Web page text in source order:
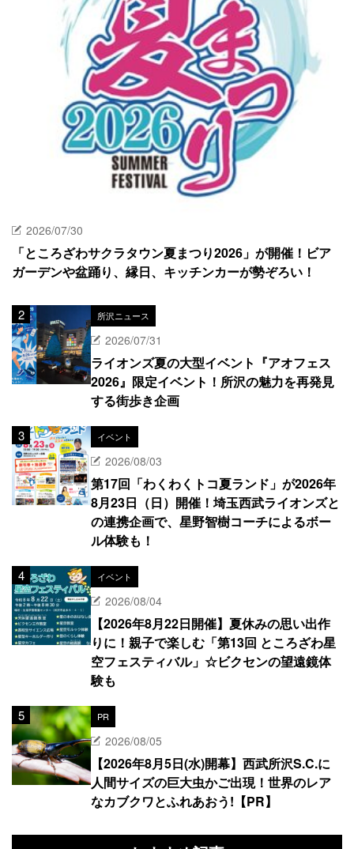
2026/07/30
「ところざわサクラタウン夏まつり2026」が開催！ビア
ガーデンや盆踊り、縁日、キッチンカーが勢ぞろい！
所沢ニュース
2026/07/31
ライオンズ夏の大型イベント『アオフェス
2026』限定イベント！所沢の魅力を再発見
する街歩き企画
イベント
2026/08/03
第17回「わくわくトコ夏ランド」が2026年
8月23日（日）開催！埼玉西武ライオンズと
の連携企画で、星野智樹コーチによるボー
ル体験も！
イベント
2026/08/04
【2026年8月22日開催】夏休みの思い出作
りに！親子で楽しむ「第13回 ところざわ星
空フェスティバル」☆ビクセンの望遠鏡体
験も
PR
2026/08/05
【2026年8月5日(水)開幕】西武所沢S.C.に
人間サイズの巨大虫かご出現！世界のレア
なカブクワとふれあおう!【PR】